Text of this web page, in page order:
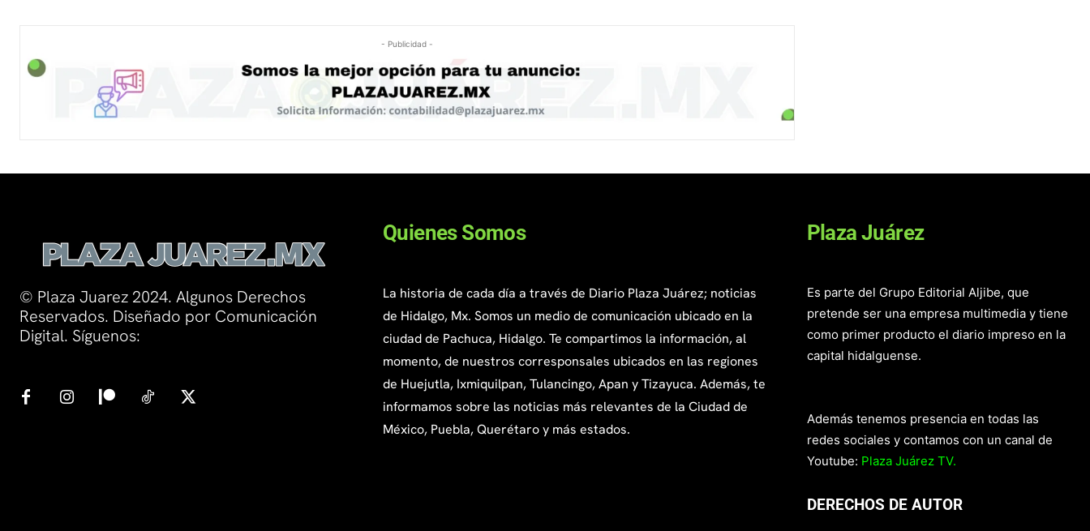
- Publicidad -
© Plaza Juarez 2024. Algunos Derechos
Reservados. Diseñado por Comunicación
Digital. Síguenos:
Quienes Somos
La historia de cada día a través de Diario Plaza Juárez; noticias
de Hidalgo, Mx. Somos un medio de comunicación ubicado en la
ciudad de Pachuca, Hidalgo. Te compartimos la información, al
momento, de nuestros corresponsales ubicados en las regiones
de Huejutla, Ixmiquilpan, Tulancingo, Apan y Tizayuca. Además, te
informamos sobre las noticias más relevantes de la Ciudad de
México, Puebla, Querétaro y más estados.
Plaza Juárez
Es parte del Grupo Editorial Aljibe, que
pretende ser una empresa multimedia y tiene
como primer producto el diario impreso en la
capital hidalguense.
Además tenemos presencia en todas las
redes sociales y contamos con un canal de
Youtube: Plaza Juárez TV.
DERECHOS DE AUTOR